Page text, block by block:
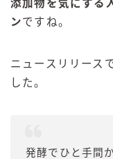
添加物を気にする
ンですね。
ニュースリリース
した。
発酵でひと手間